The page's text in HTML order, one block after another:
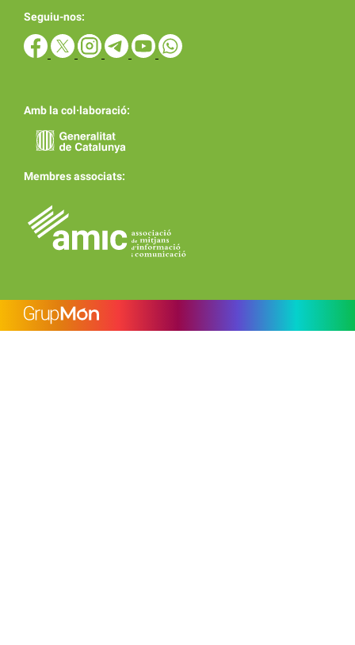
Seguiu-nos:
Amb la col·laboració:
Membres associats: